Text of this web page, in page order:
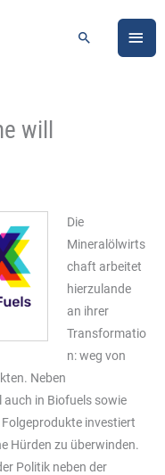
Suchen
will
Die
Mineralölwirts
chaft arbeitet
hierzulande
an ihrer
Transformatio
n: weg von
Neben
in Biofuels sowie
investiert
Hürden zu überwinden.
Politik neben der